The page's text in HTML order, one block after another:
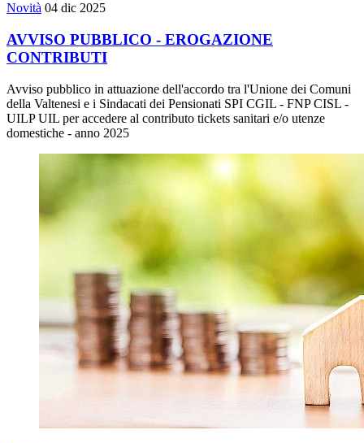
Novità 04 dic 2025
AVVISO PUBBLICO - EROGAZIONE
CONTRIBUTI
Avviso pubblico in attuazione dell'accordo tra l'Unione dei Comuni
della Valtenesi e i Sindacati dei Pensionati SPI CGIL - FNP CISL -
UILP UIL per accedere al contributo tickets sanitari e/o utenze
domestiche - anno 2025